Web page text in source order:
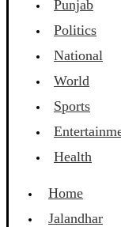
Punjab
Politics
National
World
Sports
Health
Home
Jalandhar